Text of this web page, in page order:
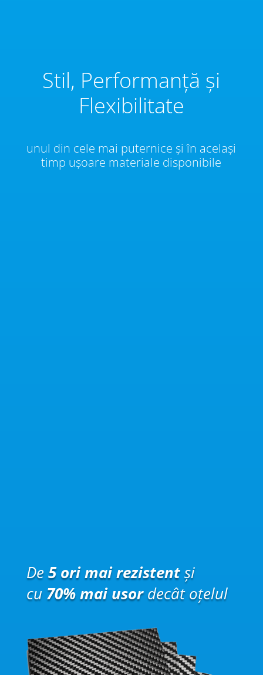
Stil, Performanță și
Flexibilitate
unul din cele mai puternice și în același
timp ușoare materiale disponibile
De5 ori mai rezistentși
cu 70% mai usordecât oțelul